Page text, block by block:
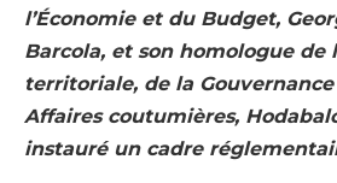
l’Économie et du Budget,
Barcola, et son homologue de
territoriale, de la
Affaires coutumières,
instauré un cadre